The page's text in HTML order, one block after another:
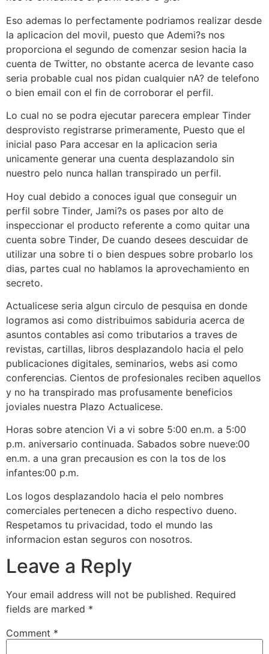
Eso ademas lo perfectamente podri­amos realizar desde
la aplicacion del movil, puesto que Ademi?s nos
proporciona el segundo de comenzar sesion hacia la
cuenta de Twitter, no obstante acerca de levante caso
seri­a probable cual nos pidan cualquier nA? de telefono
o bien email con el fin de corroborar el perfil.
Lo cual no se podra ejecutar parecera emplear Tinder
desprovisto registrarse primeramente, Puesto que el
inicial paso Para accesar en la aplicacion seri­a
unicamente generar una cuenta desplazandolo sin
nuestro pelo nunca hallan transpirado un perfil.
Hoy cual debido a conoces igual que conseguir un
perfil sobre Tinder, Jami?s os pases por alto de
inspeccionar el producto referente a como quitar una
cuenta sobre Tinder, De cuando desees descuidar de
utilizar una sobre ti o bien despues sobre probarlo los
dias, partes cual no hablamos la aprovechamiento en
secreto.
Actualicese seri­a algun circulo de pesquisa en donde
logramos asi­ como distribuimos sabiduria acerca de
asuntos contables asi­ como tributarios a traves de
revistas, cartillas, libros desplazandolo hacia el pelo
publicaciones digitales, seminarios, webs asi­ como
conferencias. Cientos de profesionales reciben aquellos
y no ha transpirado mas profusamente beneficios
joviales nuestra Plazo Actualicese.
Horas sobre atencion Vi a vi sobre 5:00 en.m. a 5:00
p.m. aniversario continuada. Sabados sobre nueve:00
en.m. a una gran precausion es con la tos de los
infantes:00 p.m.
Los logos desplazandolo hacia el pelo nombres
comerciales pertenecen a dicho respectivo dueno.
Respetamos tu privacidad, todo el mundo las
informacion estan seguros con nosotros.
Leave a Reply
Your email address will not be published. Required
fields are marked *
Comment *